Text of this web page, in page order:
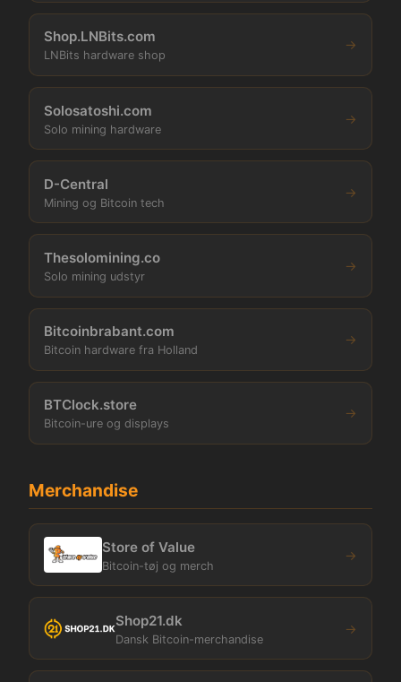
Shop.LNBits.com
LNBits hardware shop
→
Solosatoshi.com
Solo mining hardware
→
D-Central
Mining og Bitcoin tech
→
Thesolomining.co
Solo mining udstyr
→
Bitcoinbrabant.com
Bitcoin hardware fra Holland
→
BTClock.store
Bitcoin-ure og displays
→
Merchandise
Store of Value
Bitcoin-tøj og merch
→
Shop21.dk
Dansk Bitcoin-merchandise
→